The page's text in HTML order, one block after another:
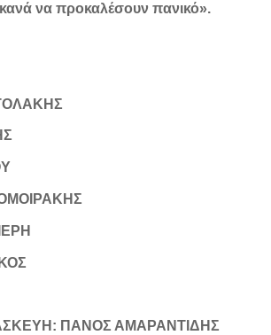
να προκαλέσουν πανικό».
ΠΑΝΟΣ ΑΜΑΡΑΝΤΙΔΗΣ